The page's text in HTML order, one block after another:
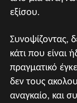
εξίσου.
Συνοψίζοντας,
κάτι που είναι
πραγματικό
δεν τους
αναγκαίο, και